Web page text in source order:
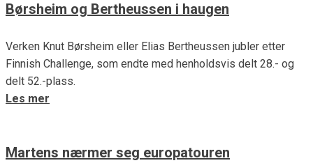
Børsheim og Bertheussen i haugen
Verken Knut Børsheim eller Elias Bertheussen jubler etter
Finnish Challenge, som endte med henholdsvis delt 28.- og
delt 52.-plass.
Les mer
Martens nærmer seg europatouren